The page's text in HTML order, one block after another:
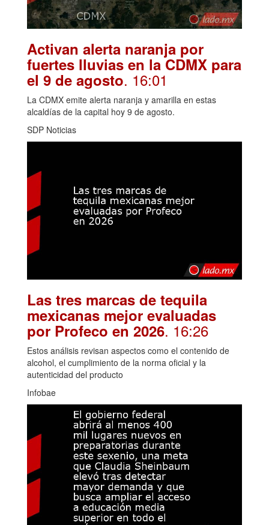
Activan alerta naranja por
fuertes lluvias en la CDMX para
el 9 de agosto. 16:01
La CDMX emite alerta naranja y amarilla en estas
alcaldías de la capital hoy 9 de agosto.
SDP Noticias
Las tres marcas de tequila
mexicanas mejor evaluadas
por Profeco en 2026. 16:26
Estos análisis revisan aspectos como el contenido de
alcohol, el cumplimiento de la norma oficial y la
autenticidad del producto
Infobae